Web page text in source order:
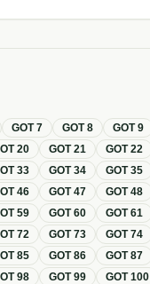
GOT7 GOT8 GOT9
20 GOT21 GOT22
33 GOT34 GOT35
46 GOT47 GOT48
59 GOT60 GOT61
72 GOT73 GOT74
85 GOT86 GOT87
98 GOT99 GOT100